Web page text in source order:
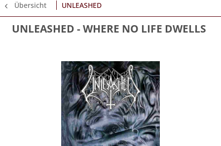
Übersicht UNLEASHED
UNLEASHED - WHERE NO LIFE DWELLS